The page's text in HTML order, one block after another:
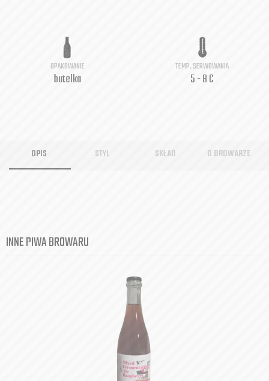
OPAKOWANIE
butelka
TEMP. SERWOWANIA
5 - 8 C
OPIS STYL SKŁAD O BROWARZE
INNE PIWA BROWARU